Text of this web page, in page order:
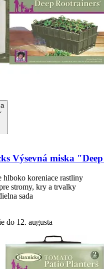
Výsevná miska
hlboko koreniace rastliny
stromy, kry a trvalky
sada
do 12. augusta